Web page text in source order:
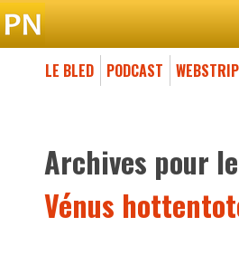
LE BLED PODCAST WEBSTRIP
Archives pour
Vénus